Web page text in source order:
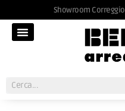
Showroom Correggio